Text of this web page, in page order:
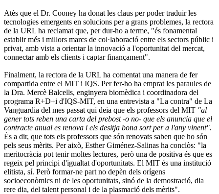
Atès que el Dr. Cooney ha donat les claus per poder traduir les
tecnologies emergents en solucions per a grans problemes, la rectora
de la URL ha reclamat que, per dur-ho a terme, "és fonamental
establir més i millors marcs de col·laboració entre els sectors públic i
privat, amb vista a orientar la innovació a l'oportunitat del mercat,
connectar amb els clients i captar finançament".
Finalment, la rectora de la URL ha comentat una manera de fer
compartida entre el MIT i IQS. Per fer-ho ha emprat les paraules de
la Dra. Mercè Balcells, enginyera biomèdica i coordinadora del
programa R+D+i d'IQS-MIT, en una entrevista a "La contra" de La
Vanguardia del mes passat qui deia que els professors del MIT "al
gener tots reben una carta del prebost -o no- que els anuncia que el
contracte anual es renova i els desitja bona sort per a l'any vinent".
És a dir, que tots els professors que són renovats saben que ho són
pels seus mèrits. Per això, Esther Giménez-Salinas ha conclòs: "la
meritocràcia pot tenir moltes lectures, però una de positiva és que es
regeix pel principi d'igualtat d'oportunitats. El MIT és una institució
elitista, sí. Però formar-ne part no depèn dels orígens
socioeconòmics ni de les oportunitats, sinó de la demostració, dia
rere dia, del talent personal i de la plasmació dels mèrits".